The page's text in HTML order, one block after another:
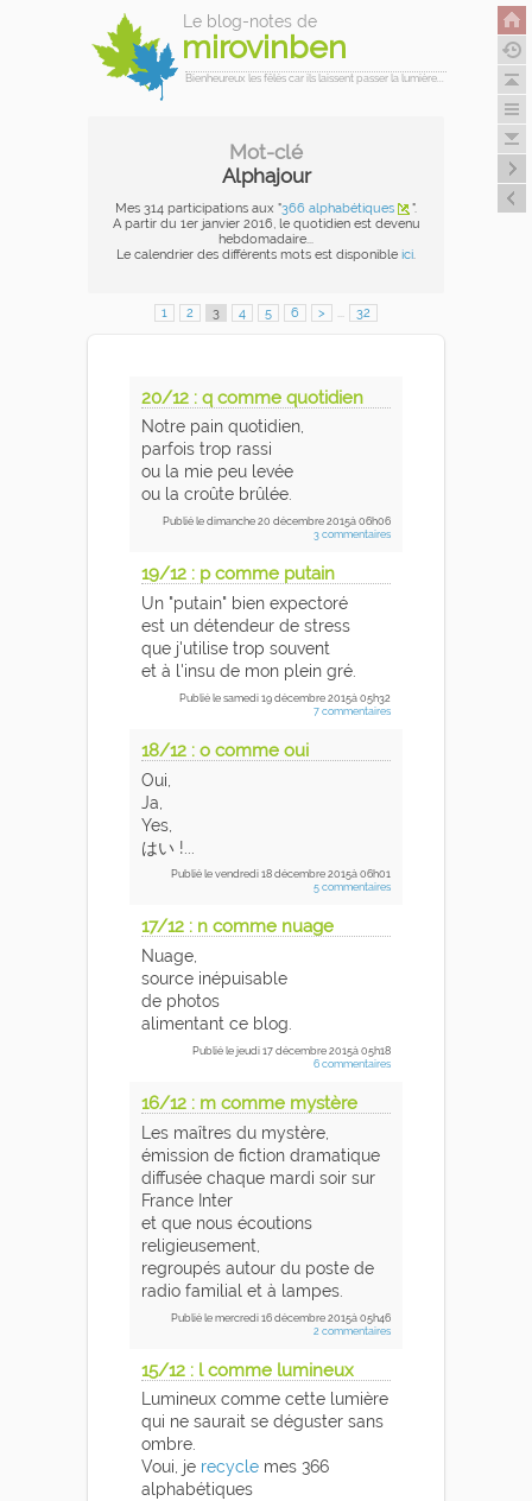
Le blog-notes de
mirovinben
Bienheureux les fêlés car ils laissent passer la lumière...
Mot-clé
Alphajour
Mes 314 participations aux "366 alphabétiques
".
A partir du 1er janvier 2016, le quotidien est devenu
hebdomadaire...
Le calendrier des différents mots est disponible ici.
1 2 3 4 5 6 > 32
20/12 : q comme quotidien
Notre pain quotidien,
parfois trop rassi
ou la mie peu levée
ou la croûte brûlée.
Publiéle dimanche 20 décembre 2015à 06h06
3 commentaires
19/12 : p comme putain
Un "putain" bien expectoré
est un détendeur de stress
que j'utilise trop souvent
et à l'insu de mon plein gré.
Publiéle samedi 19 décembre 2015à 05h32
7 commentaires
18/12 : o comme oui
Oui,
Ja,
Yes,
はい !...
Publiéle vendredi 18 décembre 2015à 06h01
5 commentaires
17/12 : n comme nuage
Nuage,
source inépuisable
de photos
alimentant ce blog.
Publiéle jeudi 17 décembre 2015à 05h18
6 commentaires
16/12 : m comme mystère
Les maîtres du mystère,
émission de fiction dramatique
diffusée chaque mardi soir sur
France Inter
et que nous écoutions
religieusement,
regroupés autour du poste de
radio familial et à lampes.
Publiéle mercredi 16 décembre 2015à 05h46
2 commentaires
15/12 : l comme lumineux
Lumineux comme cette lumière
qui ne saurait se déguster sans
ombre.
Voui, je recycle mes 366
alphabétiques